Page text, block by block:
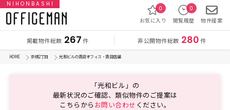
NIHONBASHI
掲載物件総数 267 件 非公開物件総数 280 件
お気に入り
0
閲覧履歴
0
物件提案
HOME 京橋2丁目 光和ビルの賃貸オフィス・賃貸店舗
「光和ビル」の
最新状況のご確認、類似物件のご提案は
こちらから お問い合わせ ください。